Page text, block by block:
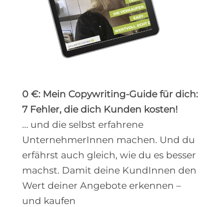
0 €: Mein Copywriting-Guide für dich:
7 Fehler, die dich Kunden kosten!
… und die selbst erfahrene
UnternehmerInnen machen. Und du
erfährst auch gleich, wie du es besser
machst. Damit deine KundInnen den
Wert deiner Angebote erkennen –
und kaufen